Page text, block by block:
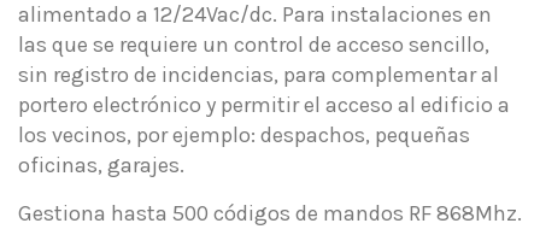
alimentado a 12/24Vac/dc. Para instalaciones en
las que se requiere un control de acceso sencillo,
sin registro de incidencias, para complementar al
portero electrónico y permitir el acceso al edificio a
los vecinos, por ejemplo: despachos, pequeñas
oficinas, garajes.
Gestiona hasta 500 códigos de mandos RF 868Mhz.